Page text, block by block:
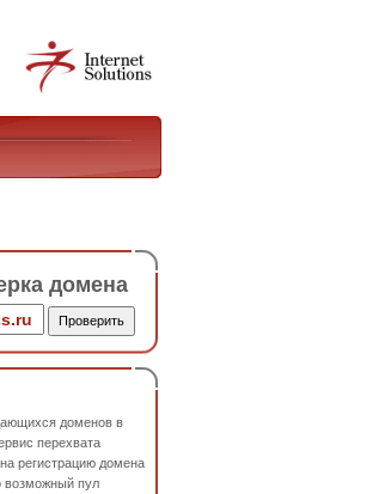
домена
доменов в
перехвата
регистрацию домена
возможный пул